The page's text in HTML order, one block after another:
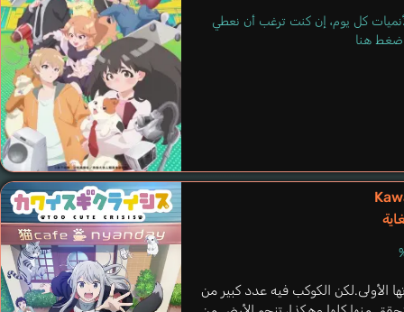
Kaoru
كل يوم، إن كنت ترغب أن نعطي
اضغط هنا
الأولى.لكن الكوكب فيه عدد كبير من